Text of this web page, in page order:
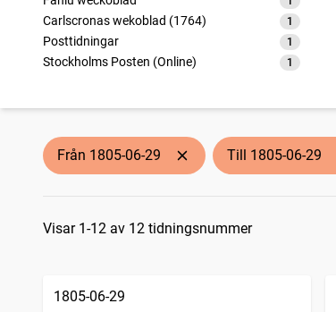
träffar
Carlscronas wekoblad (1764)
1
träffar
Posttidningar
1
träffar
Stockholms Posten (Online)
1
träffar
träffar
Från 1805-06-29 Till 1805-06-29
Sökresultat
Visar 1-12 av 12 tidningsnummer
1805-06-29